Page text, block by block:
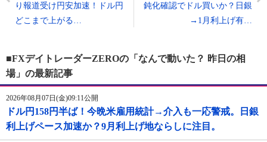
り報道受け円安加速！ドル円
どこまで上がる…
鈍化確認でドル買いか？日銀
→1月利上げ有…
■FXデイトレーダーZEROの「なんで動いた？ 昨日の相
場」の最新記事
2026年08月07日(金)09:11公開
ドル円158円半ば！今晩米雇用統計→介入も一応警戒。日銀
利上げペース加速か？9月利上げ地ならしに注目。